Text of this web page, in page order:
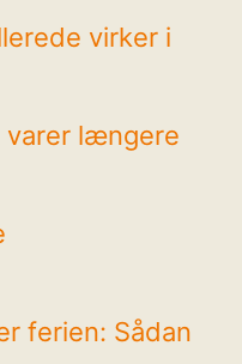
virker i
varer længere
ferien: Sådan